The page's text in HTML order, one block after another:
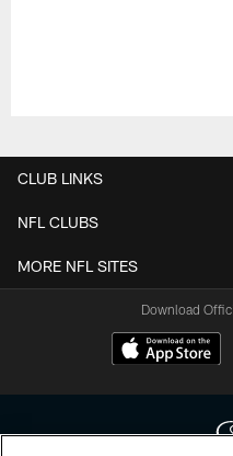
CLUB LINKS
NFL CLUBS
MORE NFL SITES
Download